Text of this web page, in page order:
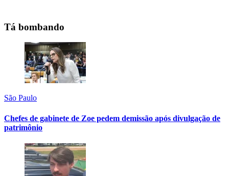
Tá bombando
São Paulo
Chefes de gabinete de Zoe pedem demissão após divulgação de
patrimônio